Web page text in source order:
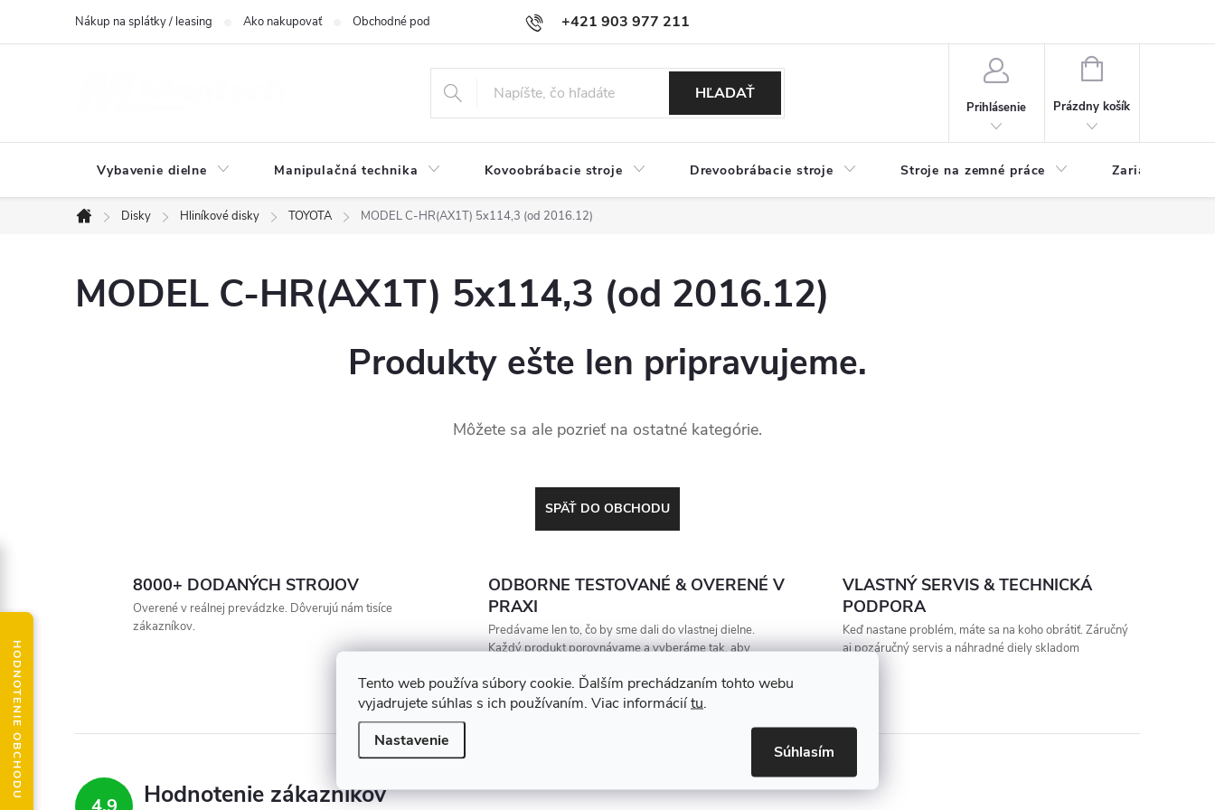
Tento web používa súbory cookie. Ďalším prechádzaním tohto webu
vyjadrujete súhlas s ich používaním. Viac informáciítu.
Nastavenie
Súhlasím
+421 903 977 211
Nákup na splátky / leasing Ako nakupovať Obchodné podmienky Podmienky ochrany osobných údajov
HĽADAŤ
Prihlásenie
NÁKUPNÝ
Prázdny košík
Vybavenie dielne Manipulačná technika Kovoobrábacie stroje Drevoobrábacie stroje Stroje na zemné práce Zariadenia na
Domov
Disky Hliníkové disky TOYOTA MODEL C-HR(AX1T) 5x114,3 (od 2016.12)
MODEL C-HR(AX1T) 5x114,3 (od 2016.12)
Produkty ešte len pripravujeme.
Môžete sa ale pozrieť na ostatné kategórie.
SPÄŤ DO OBCHODU
8000+ DODANÝCH STROJOV
Overené v reálnej prevádzke. Dôverujú nám tisíce
zákazníkov.
ODBORNE TESTOVANÉ & OVERENÉ V
PRAXI
Predávame len to, čo by sme dali do vlastnej dielne.
Každý produkt porovnávame a vyberáme tak, aby
VLASTNÝ SERVIS & TECHNICKÁ
PODPORA
Keď nastane problém, máte sa na koho obrátiť. Záručný
aj pozáručný servis a náhradné diely skladom
Hodnotenie zákazníkov
HODNOTENIE OBCHODU